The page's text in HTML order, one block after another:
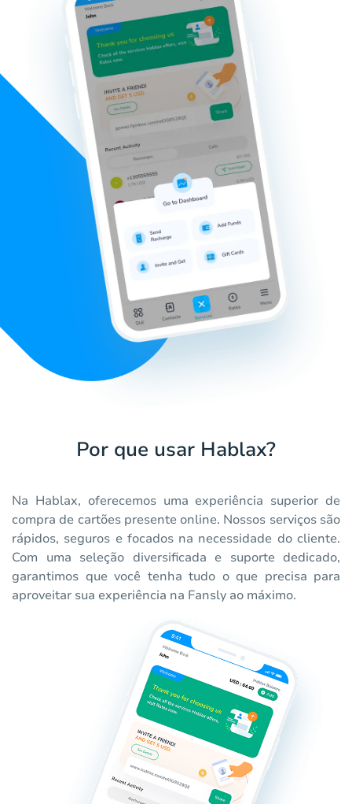
Por que usar Hablax?
Na Hablax, oferecemos uma experiência superior de
compra de cartões presente online. Nossos serviços são
rápidos, seguros e focados na necessidade do cliente.
Com uma seleção diversificada e suporte dedicado,
garantimos que você tenha tudo o que precisa para
aproveitar sua experiência na Fansly ao máximo.